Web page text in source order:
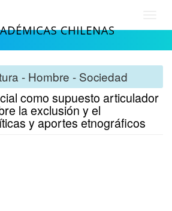
- Hombre - Sociedad
como supuesto articulador
la exclusión y el
y aportes etnográficos